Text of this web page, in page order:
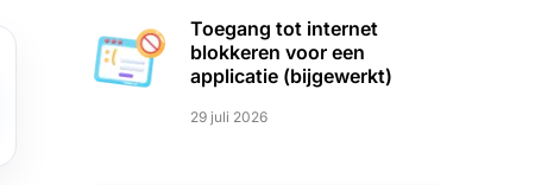
Toegang tot internet
blokkeren voor een
applicatie (bijgewerkt)
29 juli 2026